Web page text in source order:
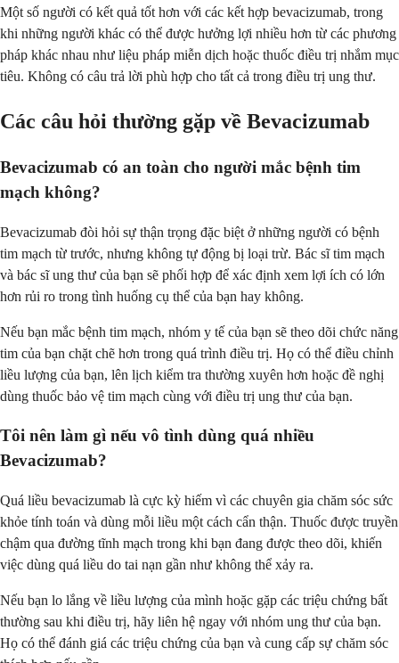
Một số người có kết quả tốt hơn với các kết hợp bevacizumab, trong
khi những người khác có thể được hưởng lợi nhiều hơn từ các phương
pháp khác nhau như liệu pháp miễn dịch hoặc thuốc điều trị nhắm mục
tiêu. Không có câu trả lời phù hợp cho tất cả trong điều trị ung thư.
Các câu hỏi thường gặp về Bevacizumab
Bevacizumab có an toàn cho người mắc bệnh tim
mạch không?
Bevacizumab đòi hỏi sự thận trọng đặc biệt ở những người có bệnh
tim mạch từ trước, nhưng không tự động bị loại trừ. Bác sĩ tim mạch
và bác sĩ ung thư của bạn sẽ phối hợp để xác định xem lợi ích có lớn
hơn rủi ro trong tình huống cụ thể của bạn hay không.
Nếu bạn mắc bệnh tim mạch, nhóm y tế của bạn sẽ theo dõi chức năng
tim của bạn chặt chẽ hơn trong quá trình điều trị. Họ có thể điều chỉnh
liều lượng của bạn, lên lịch kiểm tra thường xuyên hơn hoặc đề nghị
dùng thuốc bảo vệ tim mạch cùng với điều trị ung thư của bạn.
Tôi nên làm gì nếu vô tình dùng quá nhiều
Bevacizumab?
Quá liều bevacizumab là cực kỳ hiếm vì các chuyên gia chăm sóc sức
khỏe tính toán và dùng mỗi liều một cách cẩn thận. Thuốc được truyền
chậm qua đường tĩnh mạch trong khi bạn đang được theo dõi, khiến
việc dùng quá liều do tai nạn gần như không thể xảy ra.
Nếu bạn lo lắng về liều lượng của mình hoặc gặp các triệu chứng bất
thường sau khi điều trị, hãy liên hệ ngay với nhóm ung thư của bạn.
Họ có thể đánh giá các triệu chứng của bạn và cung cấp sự chăm sóc